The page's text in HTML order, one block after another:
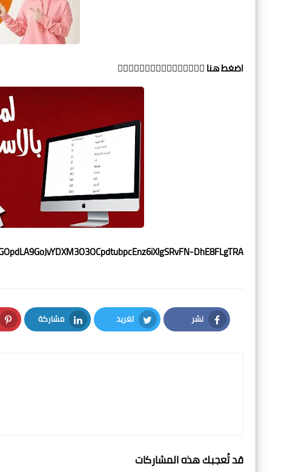
اضغط هنا 👇🏻👇🏻👇🏻👇🏻👇🏻👇🏻👇🏻👇🏻
DhE8FLgTRA
نشر
Facebook
تغريد
Twitter
مشاركة
LinkedIn
قد تُعجبك هذه المشاركات